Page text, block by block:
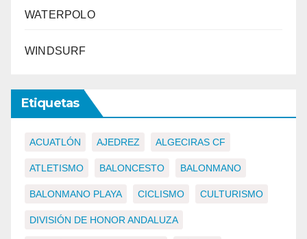
WATERPOLO
WINDSURF
Etiquetas
ACUATLÓN AJEDREZ ALGECIRAS CF
ATLETISMO BALONCESTO BALONMANO
BALONMANO PLAYA CICLISMO CULTURISMO
DIVISIÓN DE HONOR ANDALUZA